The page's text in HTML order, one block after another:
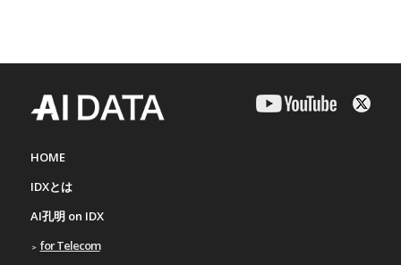
HOME
IDXとは
AI孔明 on IDX
for Telecom